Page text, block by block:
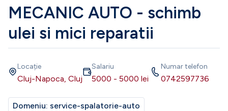
MECANIC AUTO - schimb
ulei si mici reparatii
Locație
Cluj-Napoca, Cluj
Salariu
5000 - 5000 lei
Numar telefon
0742597736
Domeniu: service-spalatorie-auto